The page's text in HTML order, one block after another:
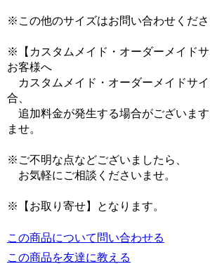
※この他のサイズはお問い合わせくださ
※【カスタムメイド・オーダーメイド
お客様へ
カスタムメイド・オーダーメイドサ
合、
追加料金が発生する場合がございま
ませ。
※ご不明な点などございましたら、
お気軽にご相談くださいませ。
※【お取り寄せ】となります。
この商品について問い合わせる
この商品を友達に教える